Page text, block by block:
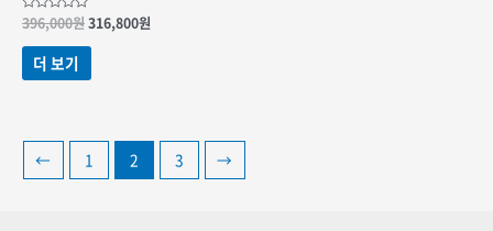
5
중에서
0
로
평가됨
396,000원원래
316,800원
더 보기
← 1 2 3 →